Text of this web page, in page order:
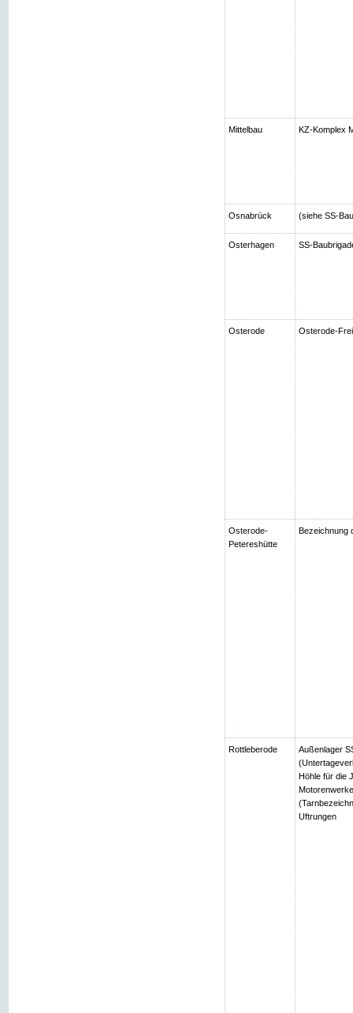
Mittelbau KZ-Komplex
Osnabrück (siehe SS-
Osterhagen SS-
Osterode Osterode-
Osterode-
Petereshütte
Bezeichnung
Rottleberode
Außenlager
Höhle für die
Uftrungen